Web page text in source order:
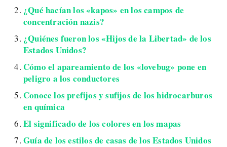
¿Qué hacían los «kapos» en los campos de
concentración nazis?
¿Quiénes fueron los «Hijos de la Libertad» de los
Estados Unidos?
Cómo el apareamiento de los «lovebug» pone en
peligro a los conductores
Conoce los prefijos y sufijos de los hidrocarburos
en química
El significado de los colores en los mapas
Guía de los estilos de casas de los Estados Unidos